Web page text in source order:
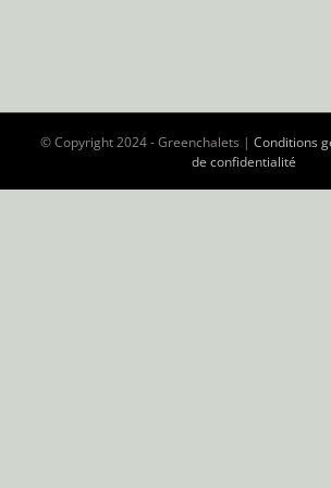
© Copyright 2024 - Greenchalets | Conditions
de confidentialité